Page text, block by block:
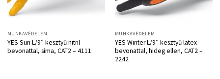
MUNKAVÉDELEM
YES Sun L/9″ kesztyű nitril
bevonattal, sima, CAT2 – 4111
MUNKAVÉDELEM
YES Winter L/9″ kesztyű latex
bevonattal, hideg ellen, CAT2 –
2242